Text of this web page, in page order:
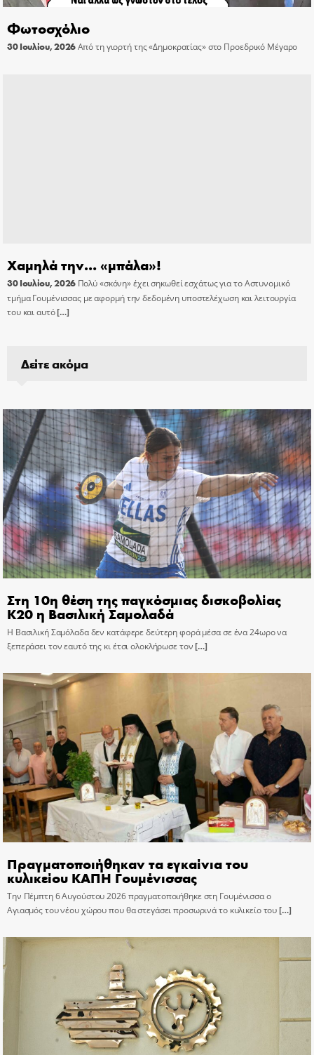
Φωτοσχόλιο
30 Ιουλίου, 2026Από τη γιορτή της «Δημοκρατίας» στο Προεδρικό Μέγαρο
Χαμηλά την… «μπάλα»!
30 Ιουλίου, 2026 Πολύ «σκόνη» έχει σηκωθεί εσχάτως για το Αστυνομικό
τμήμα Γουμένισσας με αφορμή την δεδομένη υποστελέχωση και λειτουργία
του και αυτό[…]
Δείτε ακόμα
Στη 10η θέση της παγκόσμιας δισκοβολίας
Κ20 η Βασιλική Σαμολαδά
Η Βασιλική Σαμόλαδα δεν κατάφερε δεύτερη φορά μέσα σε ένα 24ωρο να
ξεπεράσει τον εαυτό της κι έτσι ολοκλήρωσε τον[…]
Πραγματοποιήθηκαν τα εγκαίνια του
κυλικείου ΚΑΠΗ Γουμένισσας
Την Πέμπτη 6 Αυγούστου 2026 πραγματοποιήθηκε στη Γουμένισσα ο
Αγιασμός του νέου χώρου που θα στεγάσει προσωρινά το κυλικείο του[…]